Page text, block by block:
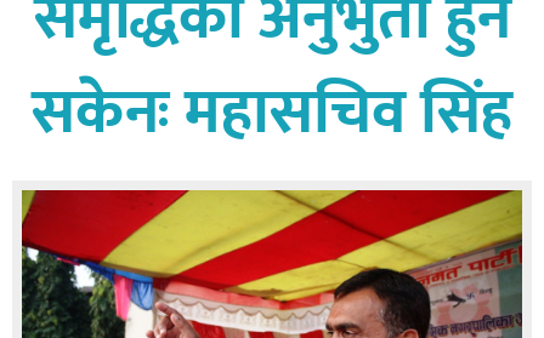
बागमती
सुदूरपश्चिम
विशेष
राजनीति
प्रमुख
समाचार
सकेनः महासचिव सिंह